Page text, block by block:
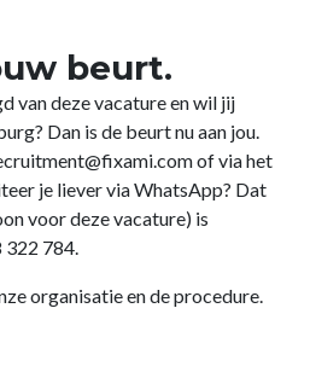
beurt.
van deze vacature en wil jij
Dan is de beurt nu aan jou.
of via het
je liever via WhatsApp? Dat
voor deze vacature) is
322 784.
organisatie en de procedure.